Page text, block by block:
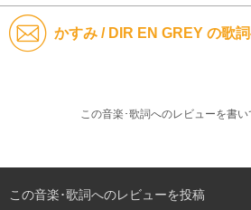
かすみ / DIR EN GREY の歌
この音楽･歌詞へのレビューを書い
この音楽･歌詞へのレビューを投稿